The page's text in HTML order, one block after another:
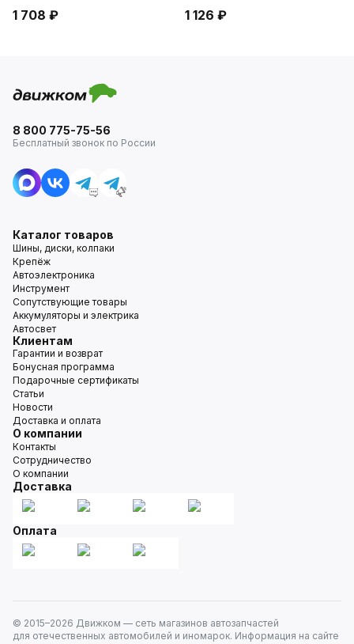
1 708 ₽ 1 126 ₽
8 800 775-75-56
Бесплатный звонок по России
Каталог товаров
Шины, диски, колпаки
Крепёж
Автоэлектроника
Инструмент
Сопутствующие товары
Аккумуляторы и электрика
Автосвет
Клиентам
Гарантии и возврат
Бонусная программа
Подарочные сертификаты
Статьи
Новости
Доставка и оплата
О компании
Контакты
Сотрудничество
О компании
Доставка
Оплата
© 2015–2026 Движком — сеть магазинов автозапчастей
для отечественных автомобилей и иномарок. Информация на сайте